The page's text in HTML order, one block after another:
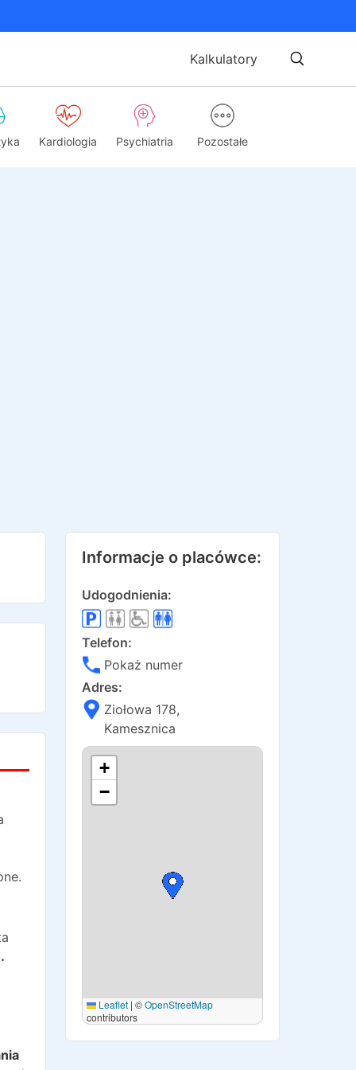
Kalkulatory
Kardiologia Psychiatria Pozostałe
Informacje o placówce:
Udogodnienia:
Telefon:
Pokaż numer
Adres:
Ziołowa 178,
Kamesznica
+
−
Leaflet | ©OpenStreetMap
contributors